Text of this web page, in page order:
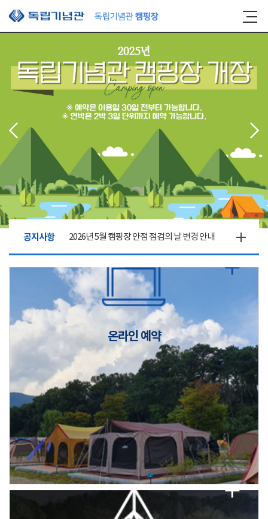
본문 바로가기
공지사항 2026년 5월 캠핑장 안점 점검의 날 변경 안내
캠핑장(9월1일~6일) 미운영 공지
2026년 5월 캠핑장 안점 점검의 날 변경 안내
캠핑장(9월1일~6일) 미운영 공지
2026년 5월 캠핑장 안점 점검의 날 변경 안내
캠핑장(9월1일~6일) 미운영 공지
온라인 예약